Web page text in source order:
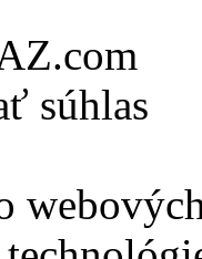
súhlas